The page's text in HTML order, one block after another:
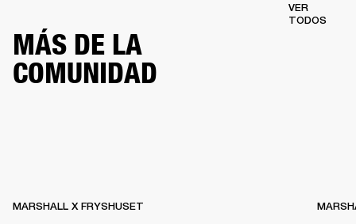
MÁS DE LA
COMUNIDAD
VER
TODOS
MARSHALL X FRYSHUSET